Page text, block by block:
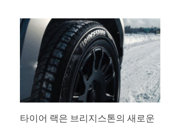
타이어 랙은 브리지스톤의 새로운